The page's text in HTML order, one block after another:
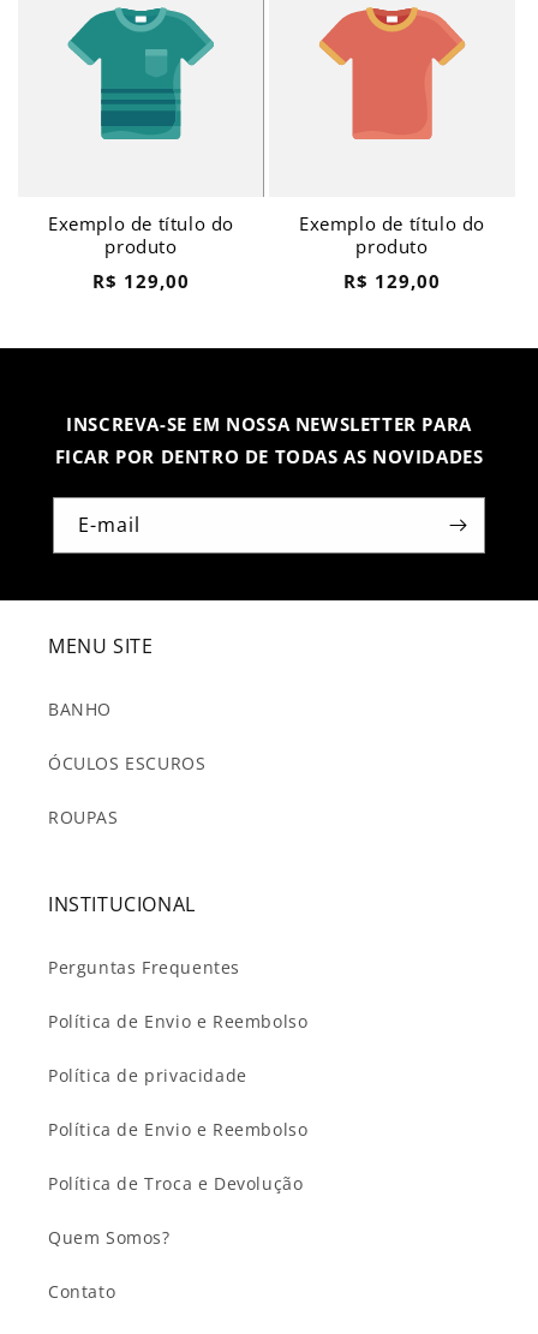
Exemplo de título do
produto
Preço
R$ 129,00
Exemplo de título do
produto
Preço
R$ 129,00
INSCREVA-SE EM NOSSA NEWSLETTER PARA
FICAR POR DENTRO DE TODAS AS NOVIDADES
E-mail
MENU SITE
BANHO
ÓCULOS ESCUROS
ROUPAS
INSTITUCIONAL
Perguntas Frequentes
Política de Envio e Reembolso
Política de privacidade
Política de Envio e Reembolso
Política de Troca e Devolução
Quem Somos?
Contato